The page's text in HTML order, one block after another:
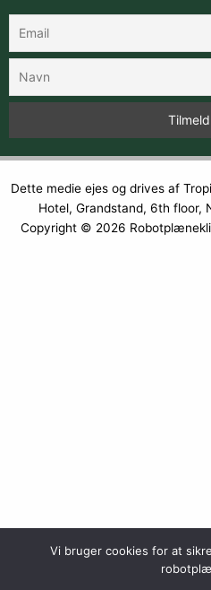
Dette medie ejes og drives af
Hotel, Grandstand, 6th floor,
Copyright © 2026
Vi bruger cookies for at